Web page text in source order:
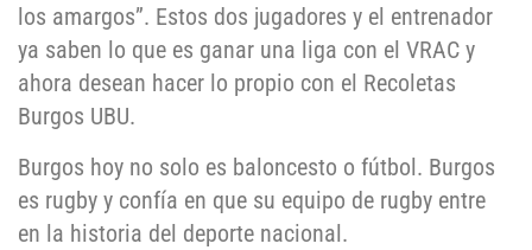
los amargos”. Estos dos jugadores y el entrenador
ya saben lo que es ganar una liga con el VRAC y
ahora desean hacer lo propio con el Recoletas
Burgos UBU.
Burgos hoy no solo es baloncesto o fútbol. Burgos
es rugby y confía en que su equipo de rugby entre
en la historia del deporte nacional.